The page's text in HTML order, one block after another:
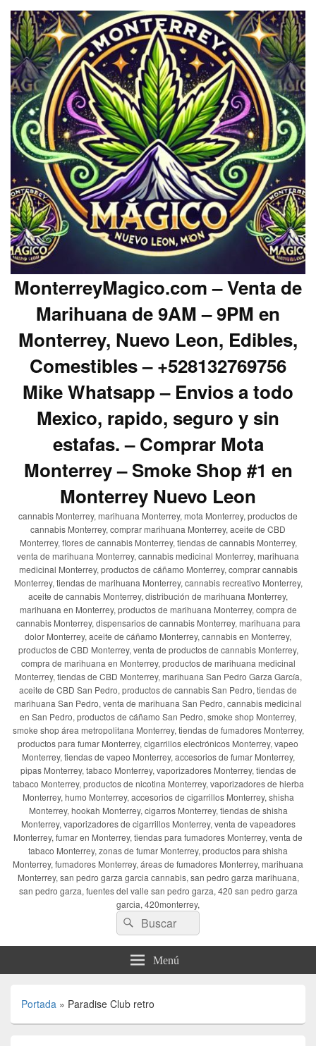
MonterreyMagico.com – Venta de
Marihuana de 9AM – 9PM en
Monterrey, Nuevo Leon, Edibles,
Comestibles – +528132769756
Mike Whatsapp – Envios a todo
Mexico, rapido, seguro y sin
estafas. – Comprar Mota
Monterrey – Smoke Shop #1 en
Monterrey Nuevo Leon
cannabis Monterrey, marihuana Monterrey, mota Monterrey, productos de
cannabis Monterrey, comprar marihuana Monterrey, aceite de CBD
Monterrey, flores de cannabis Monterrey, tiendas de cannabis Monterrey,
venta de marihuana Monterrey, cannabis medicinal Monterrey, marihuana
medicinal Monterrey, productos de cáñamo Monterrey, comprar cannabis
Monterrey, tiendas de marihuana Monterrey, cannabis recreativo Monterrey,
aceite de cannabis Monterrey, distribución de marihuana Monterrey,
marihuana en Monterrey, productos de marihuana Monterrey, compra de
cannabis Monterrey, dispensarios de cannabis Monterrey, marihuana para
dolor Monterrey, aceite de cáñamo Monterrey, cannabis en Monterrey,
productos de CBD Monterrey, venta de productos de cannabis Monterrey,
compra de marihuana en Monterrey, productos de marihuana medicinal
Monterrey, tiendas de CBD Monterrey, marihuana San Pedro Garza García,
aceite de CBD San Pedro, productos de cannabis San Pedro, tiendas de
marihuana San Pedro, venta de marihuana San Pedro, cannabis medicinal
en San Pedro, productos de cáñamo San Pedro, smoke shop Monterrey,
smoke shop área metropolitana Monterrey, tiendas de fumadores Monterrey,
productos para fumar Monterrey, cigarrillos electrónicos Monterrey, vapeo
Monterrey, tiendas de vapeo Monterrey, accesorios de fumar Monterrey,
pipas Monterrey, tabaco Monterrey, vaporizadores Monterrey, tiendas de
tabaco Monterrey, productos de nicotina Monterrey, vaporizadores de hierba
Monterrey, humo Monterrey, accesorios de cigarrillos Monterrey, shisha
Monterrey, hookah Monterrey, cigarros Monterrey, tiendas de shisha
Monterrey, vaporizadores de cigarrillos Monterrey, venta de vapeadores
Monterrey, fumar en Monterrey, tiendas para fumadores Monterrey, venta de
tabaco Monterrey, zonas de fumar Monterrey, productos para shisha
Monterrey, fumadores Monterrey, áreas de fumadores Monterrey, marihuana
Monterrey, san pedro garza garcia cannabis, san pedro garza marihuana,
san pedro garza, fuentes del valle san pedro garza, 420 san pedro garza
garcia, 420monterrey,
Buscar
por:
Buscar
Menú
Portada » Paradise Club retro